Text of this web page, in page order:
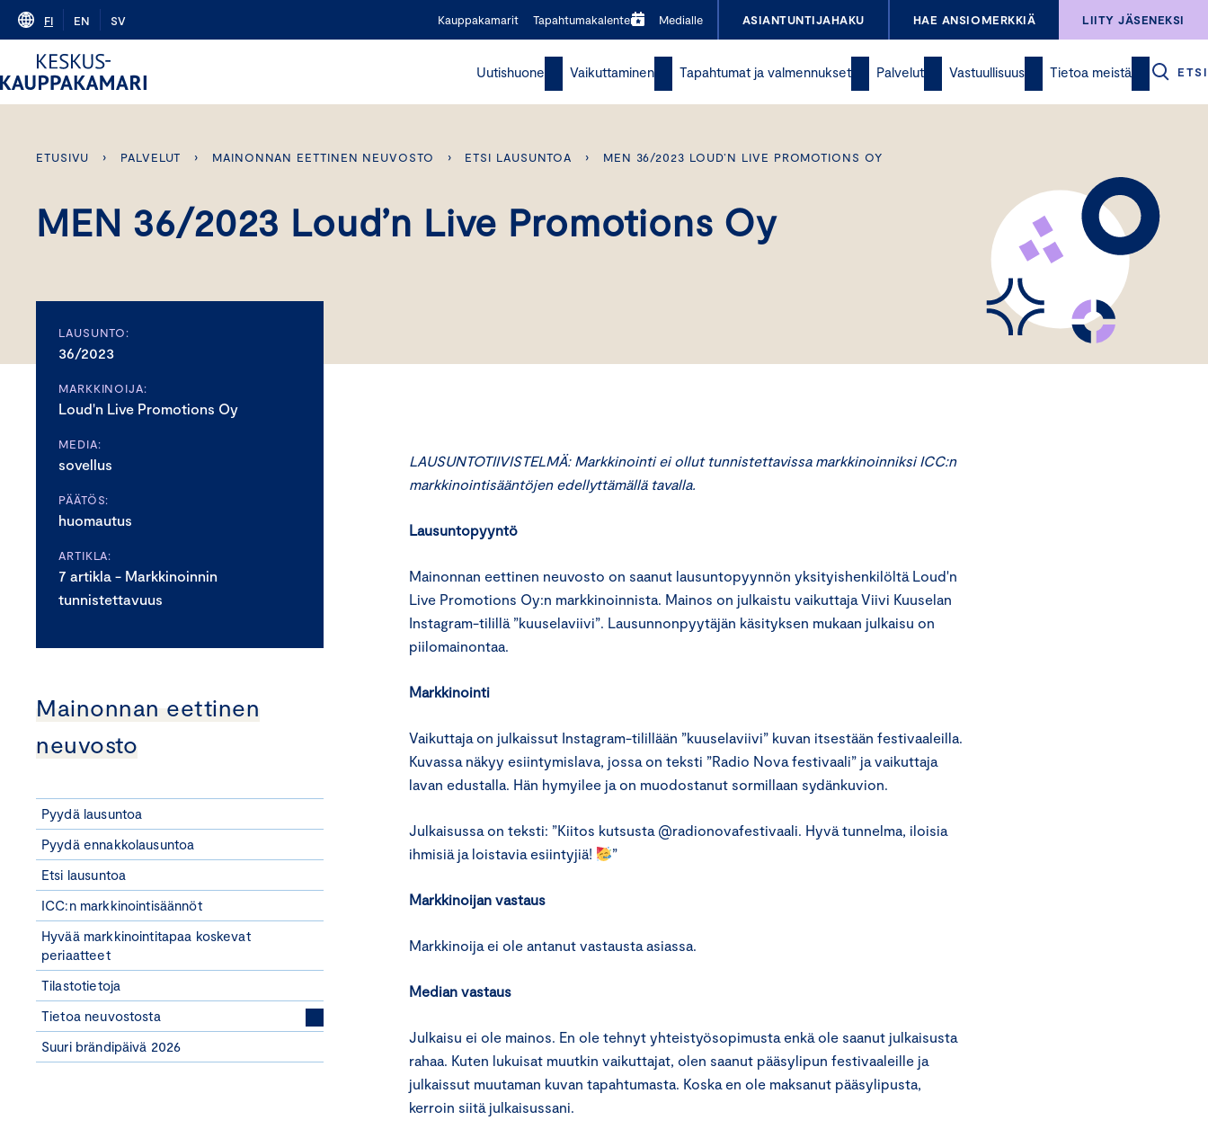
Skip
content
FI EN SV Kauppakamarit Tapahtumakalenteri Medialle ASIANTUNTIJAHAKU HAE ANSIOMERKKIÄ LIITY JÄSENEKSI
Uutishuone Vaikuttaminen Tapahtumat ja valmennukset Palvelut Vastuullisuus Tietoa meistä ETSI
ETUSIVU › PALVELUT › MAINONNAN EETTINEN NEUVOSTO › ETSI LAUSUNTOA › MEN 36/2023 LOUD’N LIVE PROMOTIONS OY
MEN 36/2023 Loud’n Live Promotions Oy
LAUSUNTO:
36/2023
MARKKINOIJA:
Loud'n Live Promotions Oy
MEDIA:
sovellus
PÄÄTÖS:
huomautus
ARTIKLA:
7 artikla - Markkinoinnin
tunnistettavuus
Mainonnan eettinen
neuvosto
Pyydä lausuntoa
Pyydä ennakkolausuntoa
Etsi lausuntoa
ICC:n markkinointisäännöt
Hyvää markkinointitapaa koskevat
periaatteet
Tilastotietoja
Tietoa neuvostosta
Suuri brändipäivä 2026
LAUSUNTOTIIVISTELMÄ: Markkinointi ei ollut tunnistettavissa markkinoinniksi ICC:n
markkinointisääntöjen edellyttämällä tavalla.
Lausuntopyyntö
Mainonnan eettinen neuvosto on saanut lausuntopyynnön yksityishenkilöltä Loud'n
Live Promotions Oy:n markkinoinnista. Mainos on julkaistu vaikuttaja Viivi Kuuselan
Instagram-tilillä ”kuuselaviivi”. Lausunnonpyytäjän käsityksen mukaan julkaisu on
piilomainontaa.
Markkinointi
Vaikuttaja on julkaissut Instagram-tilillään ”kuuselaviivi” kuvan itsestään festivaaleilla.
Kuvassa näkyy esiintymislava, jossa on teksti ”Radio Nova festivaali” ja vaikuttaja
lavan edustalla. Hän hymyilee ja on muodostanut sormillaan sydänkuvion.
Julkaisussa on teksti: ”Kiitos kutsusta @radionovafestivaali. Hyvä tunnelma, iloisia
ihmisiä ja loistavia esiintyjiä!
”
Markkinoijan vastaus
Markkinoija ei ole antanut vastausta asiassa.
Median vastaus
Julkaisu ei ole mainos. En ole tehnyt yhteistyösopimusta enkä ole saanut julkaisusta
rahaa. Kuten lukuisat muutkin vaikuttajat, olen saanut pääsylipun festivaaleille ja
julkaissut muutaman kuvan tapahtumasta. Koska en ole maksanut pääsylipusta,
kerroin siitä julkaisussani.